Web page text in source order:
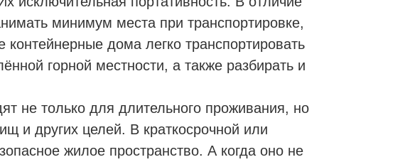
минимум места при транспортировке,
дома легко транспортировать
горной местности, а также разбирать и
не только для длительного проживания, но
и других целей. В краткосрочной или
жилое пространство. А когда оно не